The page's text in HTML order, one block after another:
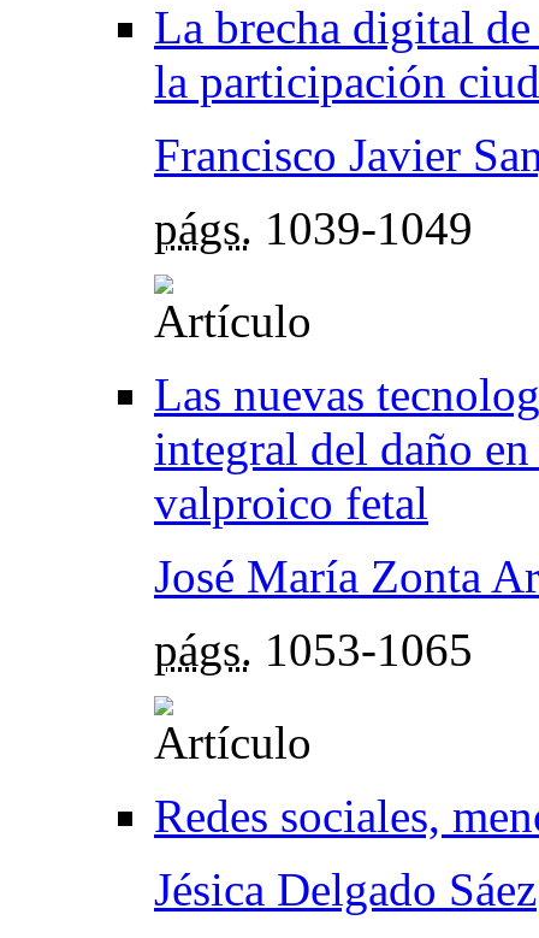
La brecha digital
la participación
Francisco Javier
págs. 1039-1049
Las nuevas
integral del daño
valproico fetal
José María Zonta
págs. 1053-1065
Redes sociales,
Jésica Delgado Sáez